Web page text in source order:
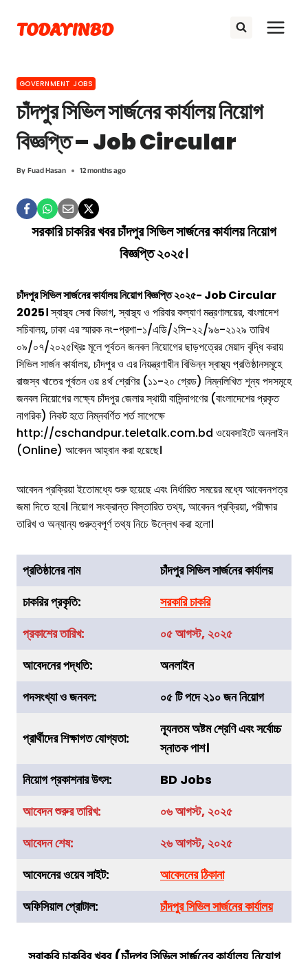
content
TODAYINBD
GOVERNMENT JOBS
চাঁদপুর সিভিল সার্জনের কার্যালয় নিয়োগ
বিজ্ঞপ্তি – Job Circular
ByFuad Hasan 12 months ago
সরকারি চাকরির খবরচাঁদপুর সিভিল সার্জনের কার্যালয়নিয়োগ
বিজ্ঞপ্তি ২০২৫।
চাঁদপুর সিভিল সার্জনের কার্যালয় নিয়োগ বিজ্ঞপ্তি ২০২৫- Job Circular
2025।স্বাস্থ্য সেবা বিভাগ, স্বাস্থ্য ও পরিবার কল্যাণ মন্ত্রণালয়ের, বাংলাদেশ
সচিবালয়, ঢাকা এর স্মারক নং-প্রশা-১/এডি/২সি-২২/৯৬-২১২৯ তারিখ
০৯/০৭/২০২৫খ্রিঃ মূলে পূর্বতন জনবল নিয়োগের ছাড়পত্রের মেয়াদ বৃদ্ধি করায়
সিভিল সার্জন কার্যালয়, চাঁদপুর ও এর নিয়ন্ত্রণাধীন বিভিন্ন স্বাস্থ্য প্রতিষ্ঠানসমূহে
রাজস্ব খাতের পূর্বতন ৩য় ৪র্থ শ্রেণির (১১-২০ গ্রেড) নিম্নলিখিত শূন্য পদসমূহে
জনবল নিয়োগের লক্ষ্যে চাঁদপুর জেলার স্থায়ী বাসিন্দাগণের (বাংলাদেশের প্রকৃত
নাগরিক) নিকট হতে নিম্নবর্ণিত শর্ত সাপেক্ষে
http://cschandpur.teletalk.com.bd ওয়েবসাইটে অনলাইন
(Online) আবেদন আহ্বান করা হয়েছে।
আবেদন প্রক্রিয়া ইতোমধ্যে শুরু হয়েছে এবং নির্ধারিত সময়ের মধ্যে আবেদনপত্র
জমা দিতে হবে। নিয়োগ সংক্রান্ত বিস্তারিত তথ্য, আবেদন প্রক্রিয়া, পরীক্ষার
তারিখ ও অন্যান্য গুরুত্বপূর্ণ তথ্য নিচে উল্লেখ করা হলো।
প্রতিষ্ঠানের নাম
চাঁদপুর সিভিল সার্জনের কার্যালয়
চাকরিরপ্রকৃতি:
সরকারি চাকরি
প্রকাশের তারিখ:
০৫ আগস্ট, ২০২৫
আবেদনের পদ্ধতি:
অনলাইন
পদসংখ্যা ও জনবল:
০৫ টি পদে ২১০ জন নিয়োগ
প্রার্থীদের শিক্ষাগত যোগ্যতা:
ন্যূনতম অষ্টম শ্রেণি এবং সর্বোচ্চ
স্নাতক পাশ।
নিয়োগ প্রকাশনার উৎস:
BD Jobs
আবেদন শুরুর তারিখ:
০৬ আগস্ট, ২০২৫
আবেদন শেষ:
২৬ আগস্ট, ২০২৫
আবেদনের ওয়েব সাইট:
আবেদনের ঠিকানা
অফিসিয়াল প্রোটাল:
চাঁদপুর সিভিল সার্জনের কার্যালয়